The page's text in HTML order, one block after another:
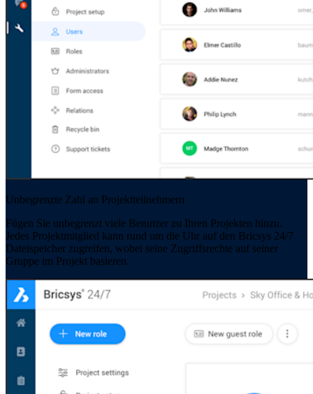
Unbegrenzte Zahl an Projektteilnehmern
Fügen Sie unbegrenzt viele Benutzer zu Ihren Projekten hinzu.
Jedes Projektmitglied kann rund um die Uhr auf den Bricsys 24/7
Dateispeicher zugreifen, wobei seine Zugriffsrechte auf seiner
Gruppe im Projekt basieren.